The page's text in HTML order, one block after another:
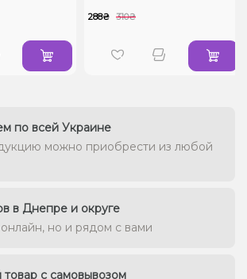
288₴ 310₴
по всей Украине
можно приобрести из любой
в Днепре и округе
но и рядом с вами
товар с самовывозом